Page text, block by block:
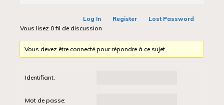
Log In Register
Lost Password
Vous lisez 0 fil de discussion
Vous devez être connecté pour répondre à ce sujet.
Identifiant:
Mot de passe: